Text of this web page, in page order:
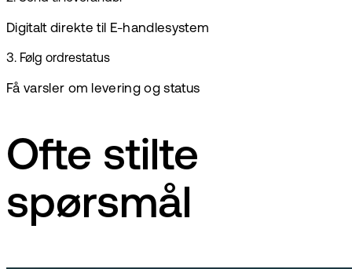
Digitalt direkte til E-handlesystem
3. Følg ordrestatus
Få varsler om levering og status
Ofte stilte
spørsmål